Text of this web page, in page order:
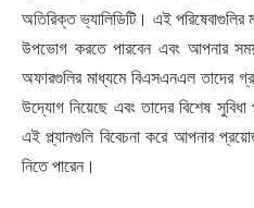
অতিরিক্ত ভ্যালিডিটি। এই
উপভোগ করতে পারবেন এবং আপনার
অফারগুলির মাধ্যমে বিএসএনএল তাদের
উদ্যোগ নিয়েছে এবং তাদের বিশেষ
এই প্ল্যানগুলি বিবেচনা করে আপনার
নিতে পারেন।